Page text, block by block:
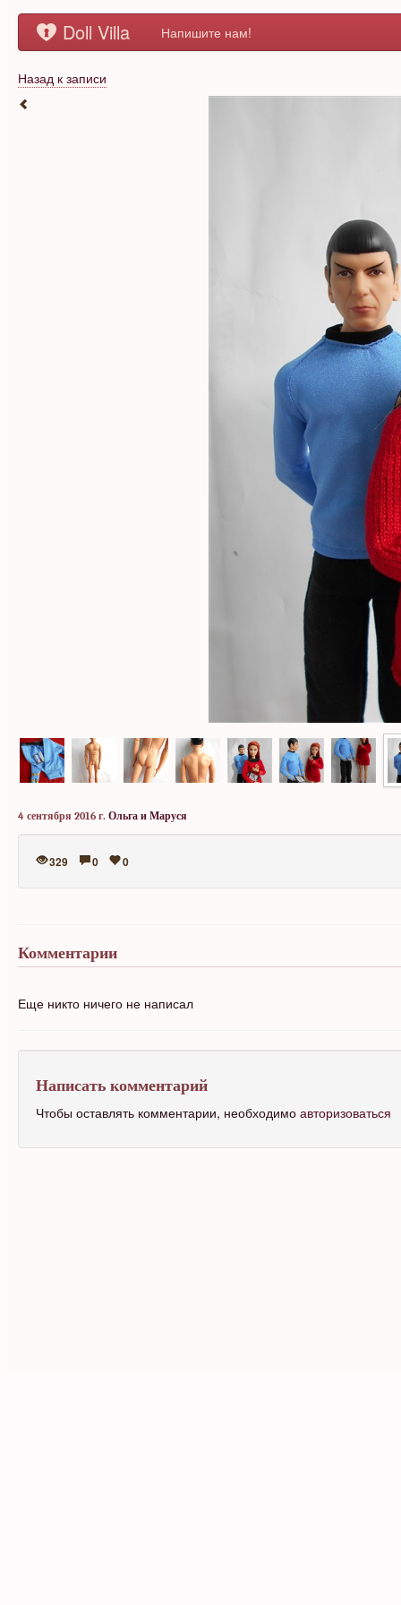
Doll Villa Напишите нам!
Назад к записи
4 сентября 2016 г. Ольга и Маруся
329 0 0
Комментарии
Еще никто ничего не написал
Написать комментарий
Чтобы оставлять комментарии, необходимо авторизоваться